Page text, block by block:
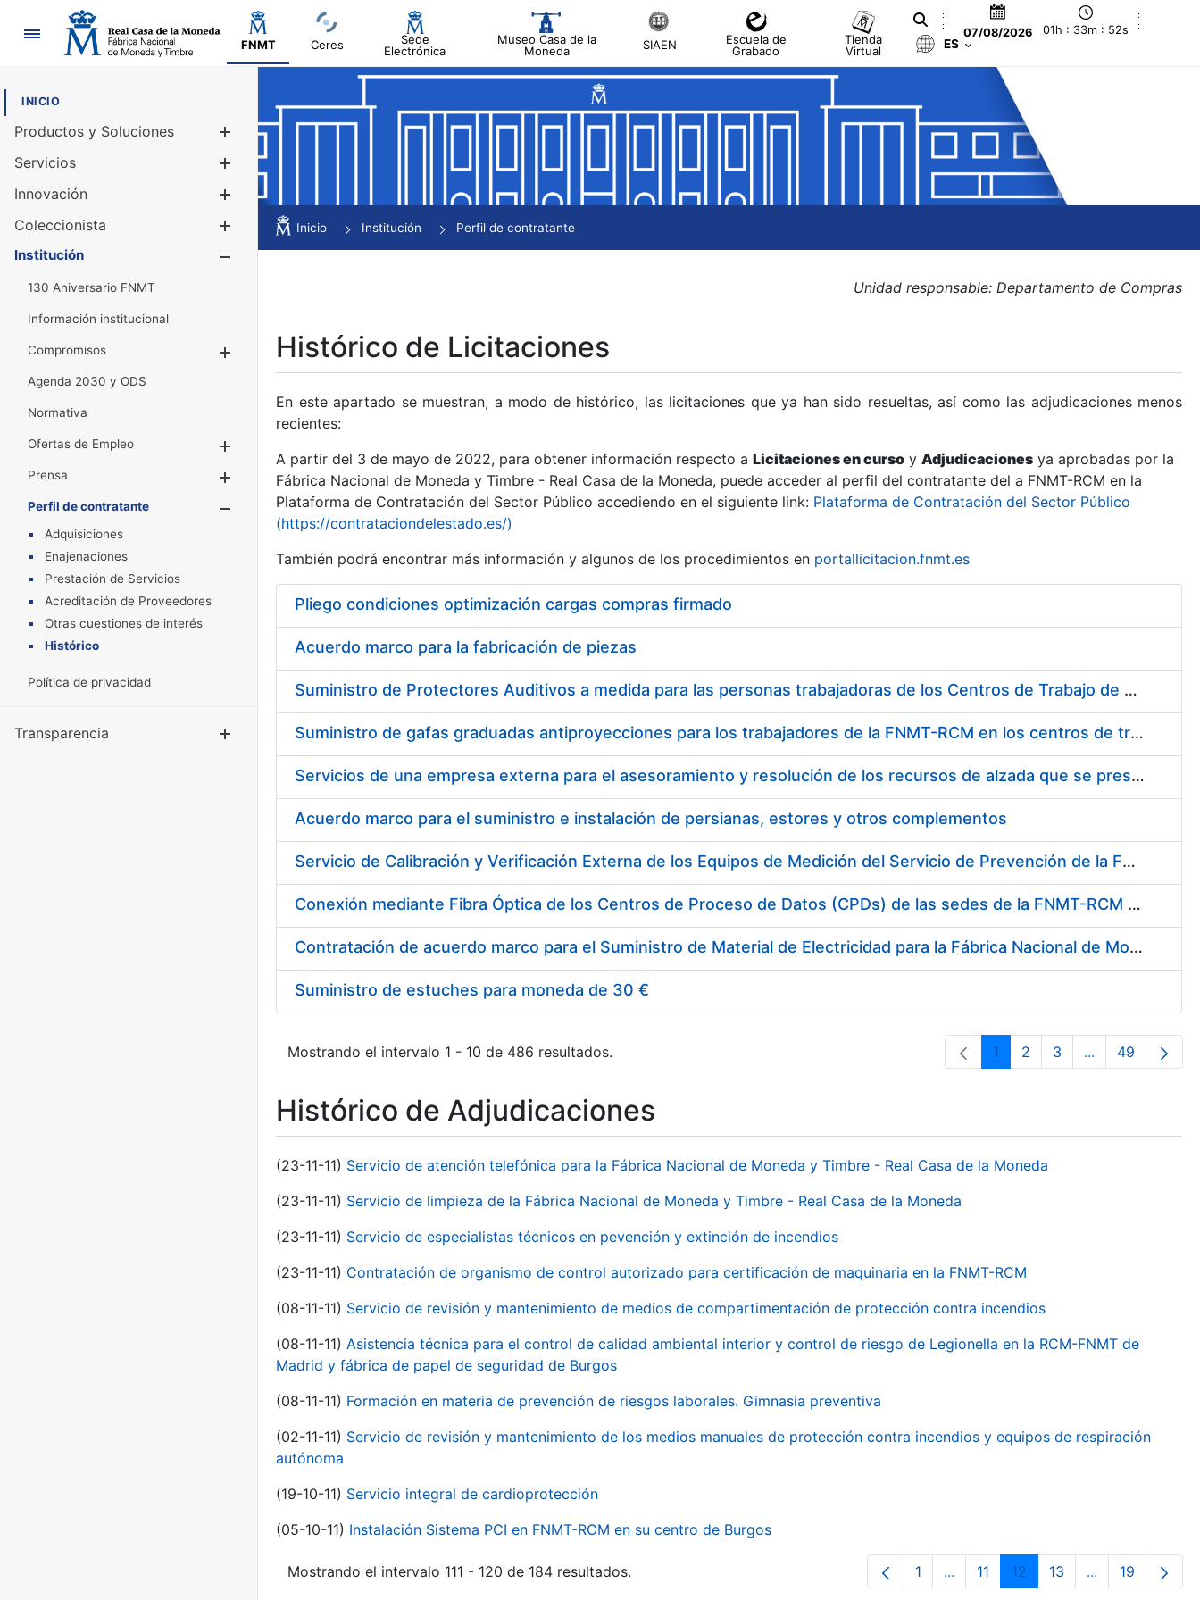
Navegación
FNMT Ceres
Sede
Electrónica
Museo Casa de la
Moneda
SIAEN
Escuela de
Grabado
Tienda
Virtual
07/08/2026 01h : 33m : 53s
ES
INICIO
Productos y Soluciones
Mostrar/Ocultar
Servicios
Innovación
Coleccionista
Mostrar/Ocultar
Institución
130 Aniversario FNMT
Información institucional
Compromisos
Mostrar/Ocultar
Agenda 2030 y ODS
Normativa
Ofertas de Empleo
Prensa
Mostrar/Ocultar
Perfil de contratante
Mostrar/Ocultar
Adquisiciones
Enajenaciones
Prestación de Servicios
Acreditación de Proveedores
Otras cuestiones de interés
Histórico
Política de privacidad
Transparencia Mostrar/Ocultar
Inicio Institución Perfil de contratante
Unidad responsable: Departamento de Compras
Histórico de Licitaciones
En este apartado se muestran, a modo de histórico, las licitaciones que ya han sido resueltas, así como las adjudicaciones menos
recientes:
A partir del 3 de mayo de 2022, para obtener información respecto a Licitaciones en curso y Adjudicaciones ya aprobadas por la
Fábrica Nacional de Moneda y Timbre - Real Casa de la Moneda, puede acceder al perfil del contratante del a FNMT-RCM en la
Plataforma de Contratación del Sector Público accediendo en el siguiente link: Plataforma de Contratación del Sector Público
(https://contrataciondelestado.es/)
También podrá encontrar más información y algunos de los procedimientos en portallicitacion.fnmt.es
Pliego condiciones optimización cargas compras firmado
Acuerdo marco para la fabricación de piezas
Suministro de Protectores Auditivos a medida para las personas trabajadoras de los Centros de Trabajo de Madrid y Burgos
Suministro de gafas graduadas antiproyecciones para los trabajadores de la FNMT-RCM en los centros de trabajo de Madrid y Burgos
Servicios de una empresa externa para el asesoramiento y resolución de los recursos de alzada que se presentan relacionados con procesos de selección para la FNMT-RCM
Acuerdo marco para el suministro e instalación de persianas, estores y otros complementos
Servicio de Calibración y Verificación Externa de los Equipos de Medición del Servicio de Prevención de la FNMT-RCM
Conexión mediante Fibra Óptica de los Centros de Proceso de Datos (CPDs) de las sedes de la FNMT-RCM de Burgos y Madrid
Contratación de acuerdo marco para el Suministro de Material de Electricidad para la Fábrica Nacional de Moneda y Timbre-Real Casa de la Moneda en su centro de trabajo de Burgos
Suministro de estuches para moneda de 30 €
Mostrando el intervalo 1 - 10 de 486 resultados. Página
1 Página
2 Página
3 ...PáginasPágina
49
Histórico de Adjudicaciones
(23-11-11) Servicio de atención telefónica para la Fábrica Nacional de Moneda y Timbre - Real Casa de la Moneda
(23-11-11) Servicio de limpieza de la Fábrica Nacional de Moneda y Timbre - Real Casa de la Moneda
(23-11-11) Servicio de especialistas técnicos en pevención y extinción de incendios
(23-11-11) Contratación de organismo de control autorizado para certificación de maquinaria en la FNMT-RCM
(08-11-11) Servicio de revisión y mantenimiento de medios de compartimentación de protección contra incendios
(08-11-11) Asistencia técnica para el control de calidad ambiental interior y control de riesgo de Legionella en la RCM-FNMT de
Madrid y fábrica de papel de seguridad de Burgos
(08-11-11) Formación en materia de prevención de riesgos laborales. Gimnasia preventiva
(02-11-11) Servicio de revisión y mantenimiento de los medios manuales de protección contra incendios y equipos de respiración
autónoma
(19-10-11) Servicio integral de cardioprotección
(05-10-11) Instalación Sistema PCI en FNMT-RCM en su centro de Burgos
Mostrando el intervalo 111 - 120 de 184 resultados. Página
1 ...Páginas intermedias Use TAB para
Página
11 Página
12 Página
13 ...PáginasPágina
19